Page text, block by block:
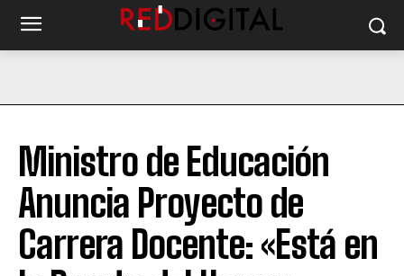
Ministro de Educación
Anuncia Proyecto de
Carrera Docente: «Está en